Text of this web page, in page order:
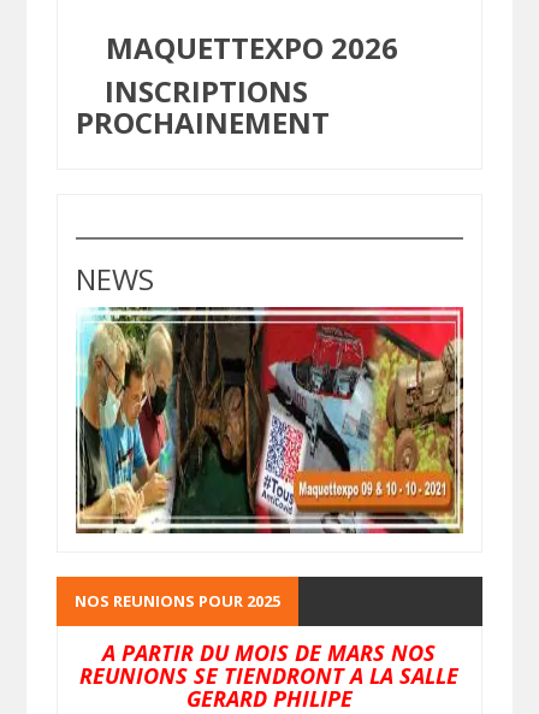
MAQUETTEXPO 2026
INSCRIPTIONS
PROCHAINEMENT
NEWS
NOS REUNIONS POUR 2025
A PARTIR DU MOIS DE MARS NOS
REUNIONS SE TIENDRONT A LA SALLE
GERARD PHILIPE